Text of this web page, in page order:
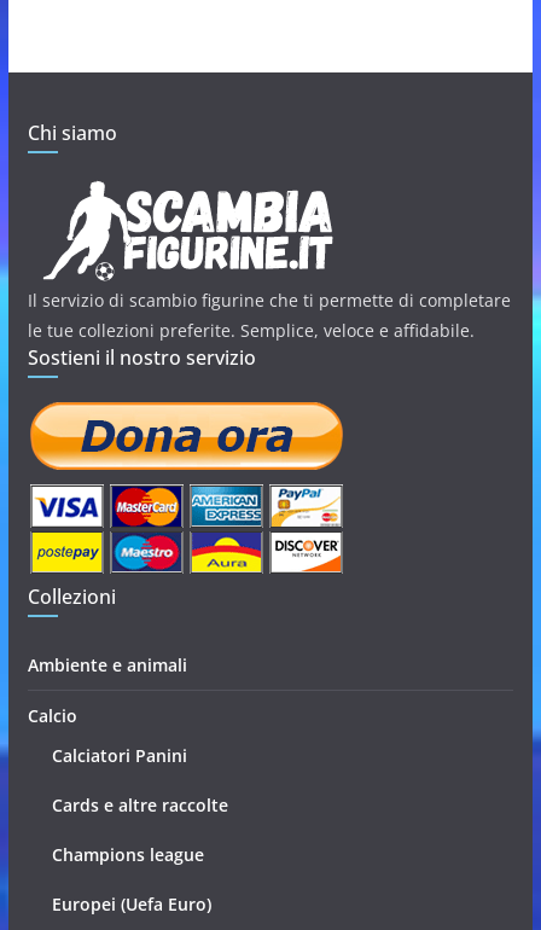
Chi siamo
Il servizio di scambio figurine che ti permette di completare
le tue collezioni preferite. Semplice, veloce e affidabile.
Sostieni il nostro servizio
Collezioni
Ambiente e animali
Calcio
Calciatori Panini
Cards e altre raccolte
Champions league
Europei (Uefa Euro)